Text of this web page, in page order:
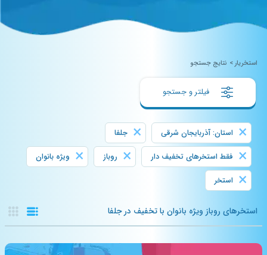
استخریار> نتایج جستجو
× استان: آذربایجان شرقی × جلفا
× فقط استخرهای تخفیف دار × روباز × ویژه بانوان
× استخر
استخرهای روباز ویژه بانوان با تخفیف در جلفا